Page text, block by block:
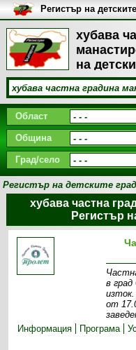
хубава
на
Регистър на
България
Област
Община
Град/село
Регистър на детските
хубава частна
Регистър
в
от
Информация
Програма